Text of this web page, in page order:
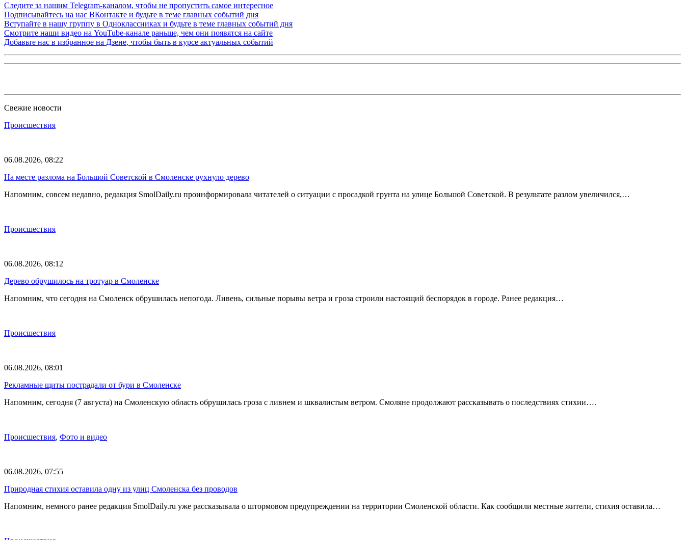
Следите за нашим Telegram-каналом, чтобы не пропустить самое интересное
Подписывайтесь на нас ВКонтакте и будьте в теме главных событий дня
Вступайте в нашу группу в Одноклассниках и будьте в теме главных событий дня
Смотрите наши видео на YouTube-канале раньше, чем они появятся на сайте
Добавьте нас в избранное на Дзене, чтобы быть в курсе актуальных событий
Свежие новости
Происшествия
06.08.2026, 08:22
На месте разлома на Большой Советской в Смоленске рухнуло дерево
Напомним, совсем недавно, редакция SmolDaily.ru проинформировала читателей о ситуации с просадкой грунта на улице Большой Советской. В результате разлом увеличился,…
Происшествия
06.08.2026, 08:12
Дерево обрушилось на тротуар в Смоленске
Напомним, что сегодня на Смоленск обрушилась непогода. Ливень, сильные порывы ветра и гроза строили настоящий беспорядок в городе. Ранее редакция…
Происшествия
06.08.2026, 08:01
Рекламные щиты пострадали от бури в Смоленске
Напомним, сегодня (7 августа) на Смоленскую область обрушилась гроза с ливнем и шквалистым ветром. Смоляне продолжают рассказывать о последствиях стихии….
Происшествия, Фото и видео
06.08.2026, 07:55
Природная стихия оставила одну из улиц Смоленска без проводов
Напомним, немного ранее редакция SmolDaily.ru уже рассказывала о штормовом предупреждении на территории Смоленской области. Как сообщили местные жители, стихия оставила…